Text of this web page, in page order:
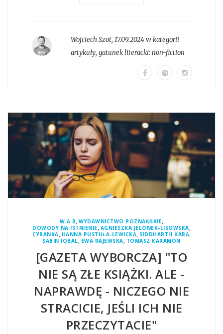
Wojciech Szot, 17.09.2024 w kategorii
artykuły, gatunek literacki:non-fiction
W.A.B,WYDAWNICTWO POZNAŃSKIE,
DOWODY NA ISTNIENIE, AGNIESZKA JELONEK-LISOWSKA,
CYRANKA, HANNA PUSTUŁA-LEWICKA, SIDDHARTH KARA,
SABIN IQBAL, EWA RAJEWSKA, TOMASZ KARAMON
[GAZETA WYBORCZA] "TO
NIE SĄ ZŁE KSIĄŻKI. ALE -
NAPRAWDĘ - NICZEGO NIE
STRACICIE, JEŚLI ICH NIE
PRZECZYTACIE"